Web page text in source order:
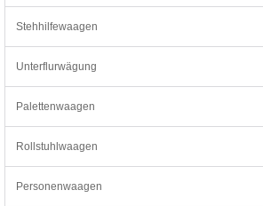
Stehhilfewaagen
Unterflurwägung
Palettenwaagen
Rollstuhlwaagen
Personenwaagen